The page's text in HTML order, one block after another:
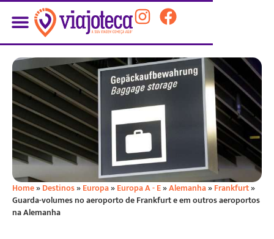
Home»Destinos»Europa»Europa A - E»Alemanha»Frankfurt»
Guarda-volumes no aeroporto de Frankfurt e em outros aeroportos
na Alemanha